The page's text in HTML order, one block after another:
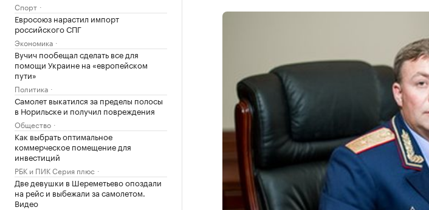
Спорт
Евросоюз нарастил импорт
российского СПГ
Экономика
Вучич пообещал сделать все для
помощи Украине на «европейском
пути»
Политика
Самолет выкатился за пределы полосы
в Норильске и получил повреждения
Общество
Как выбрать оптимальное
коммерческое помещение для
инвестиций
РБК и ПИК Серия плюс
Две девушки в Шереметьево опоздали
на рейс и выбежали за самолетом.
Видео